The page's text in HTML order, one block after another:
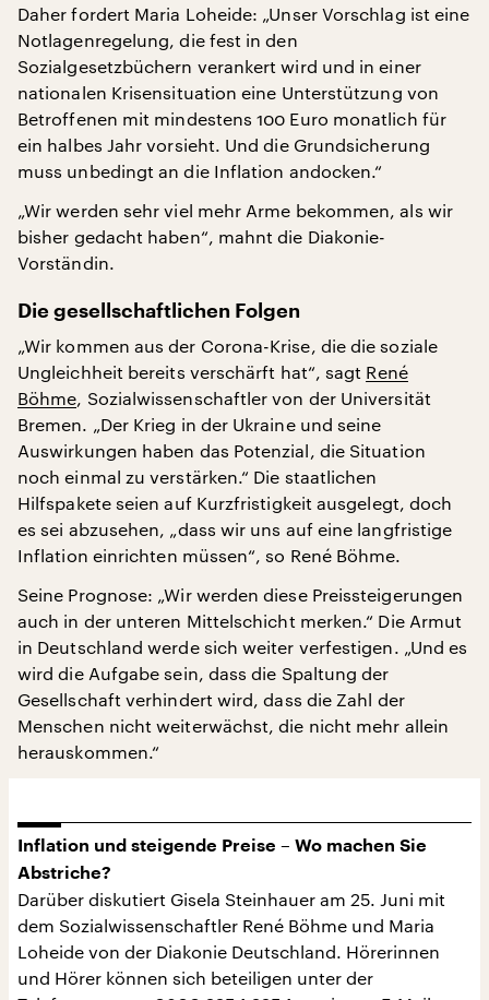
Daher fordert Maria Loheide: „Unser Vorschlag ist eine
Notlagenregelung, die fest in den
Sozialgesetzbüchern verankert wird und in einer
nationalen Krisensituation eine Unterstützung von
Betroffenen mit mindestens 100 Euro monatlich für
ein halbes Jahr vorsieht. Und die Grundsicherung
muss unbedingt an die Inflation andocken.“
„Wir werden sehr viel mehr Arme bekommen, als wir
bisher gedacht haben“, mahnt die Diakonie-
Vorständin.
Die gesellschaftlichen Folgen
„Wir kommen aus der Corona-Krise, die die soziale
Ungleichheit bereits verschärft hat“, sagt René
Böhme, Sozialwissenschaftler von der Universität
Bremen. „Der Krieg in der Ukraine und seine
Auswirkungen haben das Potenzial, die Situation
noch einmal zu verstärken.“ Die staatlichen
Hilfspakete seien auf Kurzfristigkeit ausgelegt, doch
es sei abzusehen, „dass wir uns auf eine langfristige
Inflation einrichten müssen“, so René Böhme.
Seine Prognose: „Wir werden diese Preissteigerungen
auch in der unteren Mittelschicht merken.“ Die Armut
in Deutschland werde sich weiter verfestigen. „Und es
wird die Aufgabe sein, dass die Spaltung der
Gesellschaft verhindert wird, dass die Zahl der
Menschen nicht weiterwächst, die nicht mehr allein
herauskommen.“
Inflation und steigende Preise – Wo machen Sie
Abstriche?
Darüber diskutiert Gisela Steinhauer am 25. Juni mit
dem Sozialwissenschaftler René Böhme und Maria
Loheide von der Diakonie Deutschland. Hörerinnen
und Hörer können sich beteiligen unter der